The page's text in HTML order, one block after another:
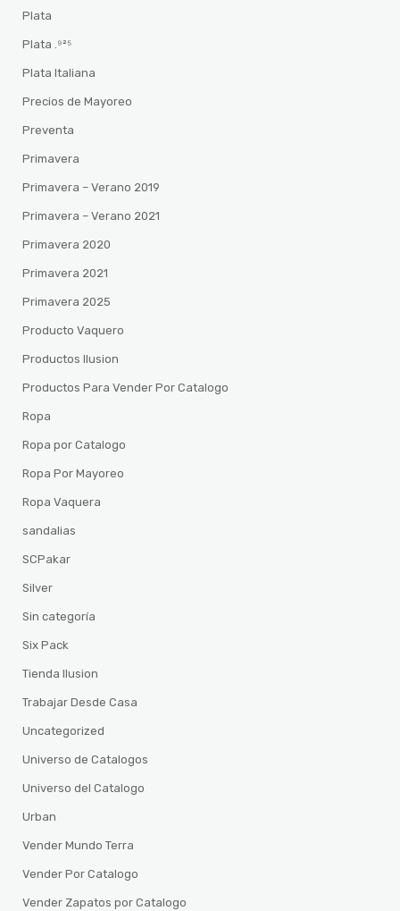
Plata
Plata .⁹²⁵
Plata Italiana
Precios de Mayoreo
Preventa
Primavera
Primavera – Verano 2019
Primavera – Verano 2021
Primavera 2020
Primavera 2021
Primavera 2025
Producto Vaquero
Productos Ilusion
Productos Para Vender Por Catalogo
Ropa
Ropa por Catalogo
Ropa Por Mayoreo
Ropa Vaquera
sandalias
SCPakar
Silver
Sin categoría
Six Pack
Tienda Ilusion
Trabajar Desde Casa
Uncategorized
Universo de Catalogos
Universo del Catalogo
Urban
Vender Mundo Terra
Vender Por Catalogo
Vender Zapatos por Catalogo